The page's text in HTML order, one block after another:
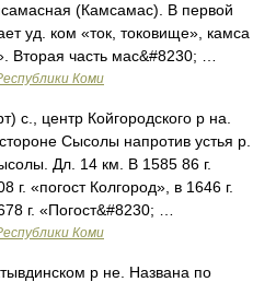
(Камсамас). В первой
уд. ком «ток, токовище», камса
Вторая часть мас&#8230; …
Коми
с., центр Койгородского р на.
Сысолы напротив устья р.
Дл. 14 км. В 1585 86 г.
г. «погост Колгород», в 1646 г.
г. «Погост&#8230; …
Коми
р не. Названа по